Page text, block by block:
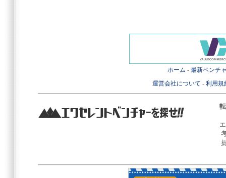
ホーム - 最新ベンチ
運営会社について - 利用規